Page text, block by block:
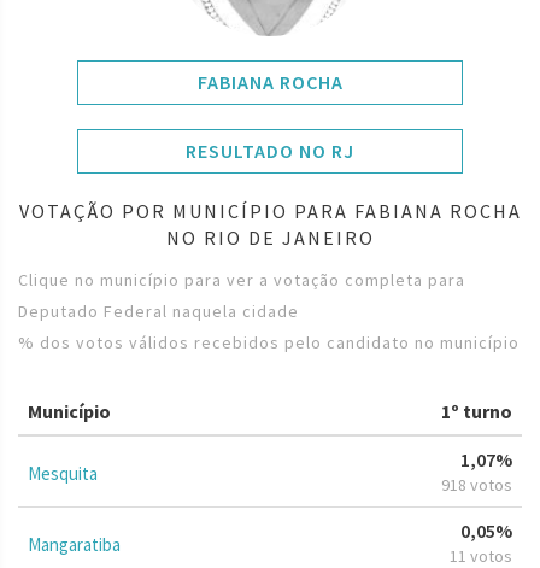
FABIANA ROCHA
RESULTADO NO RJ
VOTAÇÃO POR MUNICÍPIO PARA FABIANA ROCHA
NO RIO DE JANEIRO
Clique no município para ver a votação completa para
Deputado Federal naquela cidade
% dos votos válidos recebidos pelo candidato no município
Município 1º turno
Mesquita
1,07%
918 votos
Mangaratiba
0,05%
11 votos